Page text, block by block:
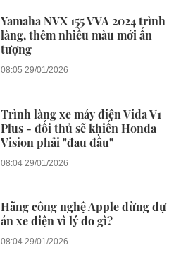
Yamaha NVX 155 VVA 2024 trình
làng, thêm nhiều màu mới ấn
tượng
08:05 29/01/2026
Trình làng xe máy điện Vida V1
Plus - đối thủ sẽ khiến Honda
Vision phải "đau đầu"
08:04 29/01/2026
Hãng công nghệ Apple dừng dự
án xe điện vì lý do gì?
08:04 29/01/2026